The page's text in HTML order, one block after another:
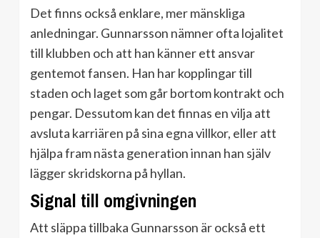
Det finns också enklare, mer mänskliga
anledningar. Gunnarsson nämner ofta lojalitet
till klubben och att han känner ett ansvar
gentemot fansen. Han har kopplingar till
staden och laget som går bortom kontrakt och
pengar. Dessutom kan det finnas en vilja att
avsluta karriären på sina egna villkor, eller att
hjälpa fram nästa generation innan han själv
lägger skridskorna på hyllan.
Signal till omgivningen
Att släppa tillbaka Gunnarsson är också ett